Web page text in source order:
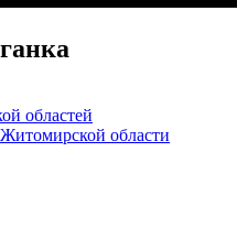
областей
области